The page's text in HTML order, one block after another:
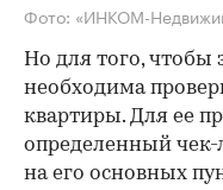
Фото: «ИНКОМ-
Но для того, чтобы
необходима
квартиры. Для ее
определенный чек-
на его основных